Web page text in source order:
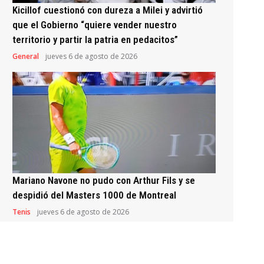
Kicillof cuestionó con dureza a Milei y advirtió
que el Gobierno “quiere vender nuestro
territorio y partir la patria en pedacitos”
General jueves 6 de agosto de 2026
Mariano Navone no pudo con Arthur Fils y se
despidió del Masters 1000 de Montreal
Tenis jueves 6 de agosto de 2026